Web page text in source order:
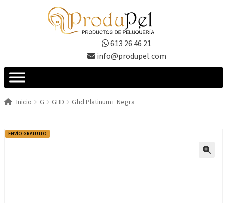
613 26 46 21
info@produpel.com
Inicio G GHD Ghd Platinum+ Negra
ENVÍO GRATUITO